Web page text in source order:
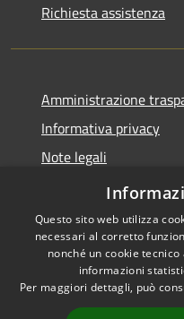
Richiesta assistenza
Amministrazione
Informativa privacy
Note legali
Dichiarazione di
Accessibilità
Questo sito web utilizza
necessari al corretto
nonché un cookie
informazioni
Per maggiori dettagli, può